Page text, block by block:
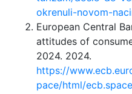
okrenuli-novom-
European Central
attitudes of
2024. 2024.
https://
pace/html/